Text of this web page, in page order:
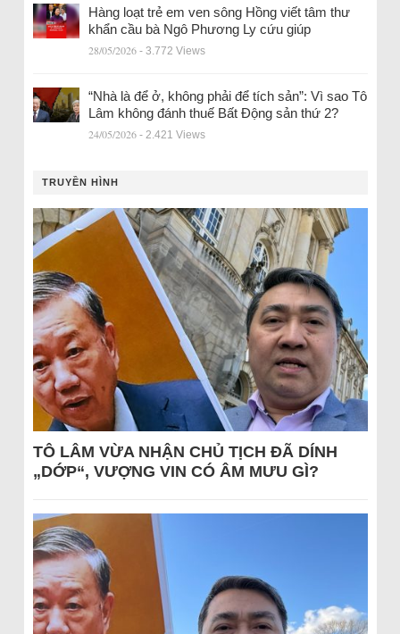
Hàng loạt trẻ em ven sông Hồng viết tâm thư
khẩn cầu bà Ngô Phương Ly cứu giúp
28/05/2026 - 3.772 Views
“Nhà là để ở, không phải để tích sản”: Vì sao Tô
Lâm không đánh thuế Bất Động sản thứ 2?
24/05/2026 - 2.421 Views
TRUYỀN HÌNH
TÔ LÂM VỪA NHẬN CHỦ TỊCH ĐÃ DÍNH
„DỚP“, VƯỢNG VIN CÓ ÂM MƯU GÌ?